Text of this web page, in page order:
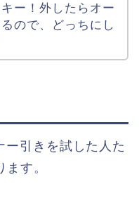
ー！外したらオー
ので、どっちにし
引きを試した人た
す。